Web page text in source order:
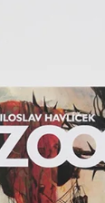
Kč
350